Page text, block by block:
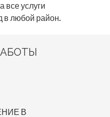
все услуги
в любой район.
В